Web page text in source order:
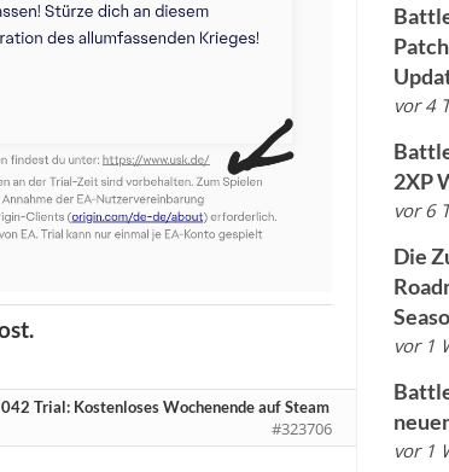
Trial: Kostenloses Wochenende auf Steam
#323706
vor 4
2XP
vor 6
Die
vor 1
vor 1